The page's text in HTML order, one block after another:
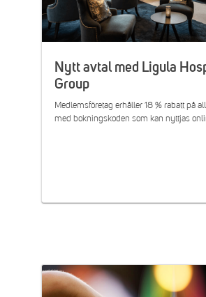
Nytt avtal med Ligula
Group
Medlemsföretag erhåller 18 % rabatt på
med bokningskoden som kan nyttjas